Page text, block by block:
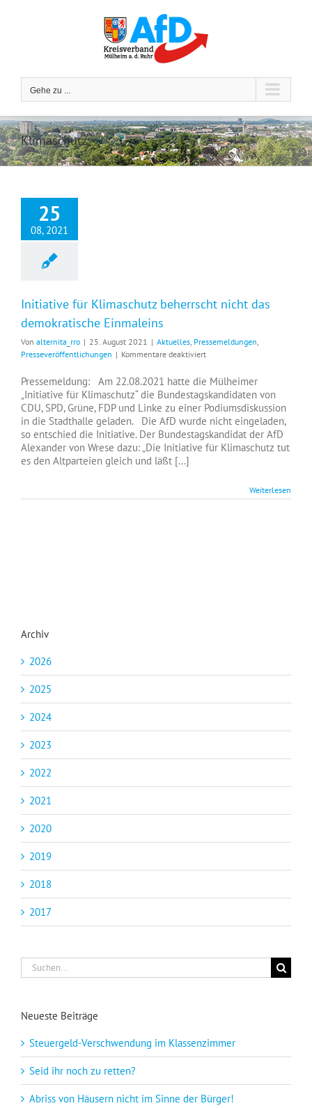
Gehe zu ...
Klimaschutz
25
08, 2021
Initiative für Klimaschutz beherrscht nicht das
demokratische Einmaleins
Von alternita_rro | 25. August 2021 | Aktuelles Pressemeldungen
Presseveröffentlichungen | Kommentare deaktiviertfür
für
Klimaschutz
beherrscht
nicht
das
demokratische
Einmaleins
Pressemeldung: Am 22.08.2021 hatte die Mülheimer
„Initiative für Klimaschutz“ die Bundestagskandidaten von
CDU, SPD, Grüne, FDP und Linke zu einer Podiumsdiskussion
in die Stadthalle geladen. Die AfD wurde nicht eingeladen,
so entschied die Initiative. Der Bundestagskandidat der AfD
Alexander von Wrese dazu: „Die Initiative für Klimaschutz tut
es den Altparteien gleich und läßt [...]
Weiterlesen
Archiv
2026
2025
2024
2023
2022
2021
2020
2019
2018
2017
Suche
nach:
Neueste Beiträge
Steuergeld-Verschwendung im Klassenzimmer
Seid ihr noch zu retten?
Abriss von Häusern nicht im Sinne der Bürger!